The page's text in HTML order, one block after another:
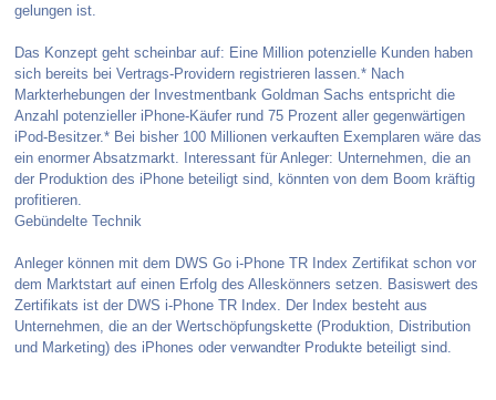
gelungen ist.
Das Konzept geht scheinbar auf: Eine Million potenzielle Kunden haben
sich bereits bei Vertrags-Providern registrieren lassen.* Nach
Markterhebungen der Investmentbank Goldman Sachs entspricht die
Anzahl potenzieller iPhone-Käufer rund 75 Prozent aller gegenwärtigen
iPod-Besitzer.* Bei bisher 100 Millionen verkauften Exemplaren wäre das
ein enormer Absatzmarkt. Interessant für Anleger: Unternehmen, die an
der Produktion des iPhone beteiligt sind, könnten von dem Boom kräftig
profitieren.
Gebündelte Technik
Anleger können mit dem DWS Go i-Phone TR Index Zertifikat schon vor
dem Marktstart auf einen Erfolg des Alleskönners setzen. Basiswert des
Zertifikats ist der DWS i-Phone TR Index. Der Index besteht aus
Unternehmen, die an der Wertschöpfungskette (Produktion, Distribution
und Marketing) des iPhones oder verwandter Produkte beteiligt sind.